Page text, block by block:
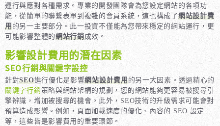
運行與應對各種需求。專業的開發團隊會為您設定網站的各項功
能，從簡單的聯繫表單到複雜的會員系統，這也構成了 網站設計費
用的另一主要部分。此一投資不僅能為您帶來穩定的網站運行，更
可能影響整體的網站行銷成效。
影響設計費用的潛在因素
SEO行銷與關鍵字設控
針對SEO進行優化是影響網站設計費用的另一大因素。透過精心的
關鍵字行銷 策略與網站架構的規劃，您的網站能夠更容易被搜尋引
擎辨識，增加被搜尋的機會。此外，SEO技術的升級需求可能會對
預算造成影響。例如，頁面加載速度的優化、內容的 SEO 設定
等，這些皆是影響費用的重要環節。